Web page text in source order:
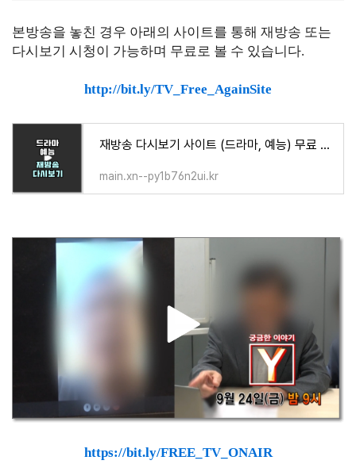
본방송을 놓친 경우 아래의 사이트를 통해 재방송 또는
다시보기 시청이 가능하며 무료로 볼 수 있습니다.
http://bit.ly/TV_Free_AgainSite
재방송 다시보기 사이트 (드라마, 예능) 무료 시청 방법
main.xn--py1b76n2ui.kr
https://bit.ly/FREE_TV_ONAIR